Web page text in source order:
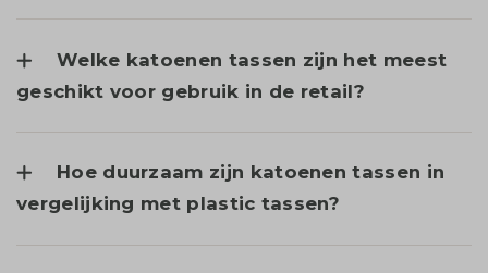
Welke katoenen tassen zijn het meest
geschikt voor gebruik in de retail?
Hoe duurzaam zijn katoenen tassen in
vergelijking met plastic tassen?